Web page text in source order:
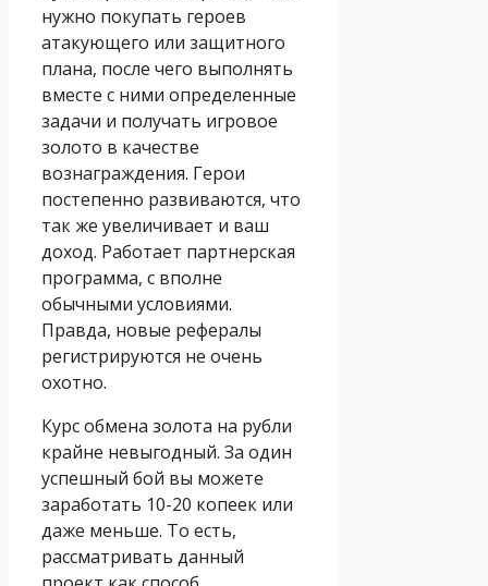
нужно покупать героев
атакующего или защитного
плана, после чего выполнять
вместе с ними определенные
задачи и получать игровое
золото в качестве
вознаграждения. Герои
постепенно развиваются, что
так же увеличивает и ваш
доход. Работает партнерская
программа, с вполне
обычными условиями.
Правда, новые рефералы
регистрируются не очень
охотно.
Курс обмена золота на рубли
крайне невыгодный. За один
успешный бой вы можете
заработать 10-20 копеек или
даже меньше. То есть,
рассматривать данный